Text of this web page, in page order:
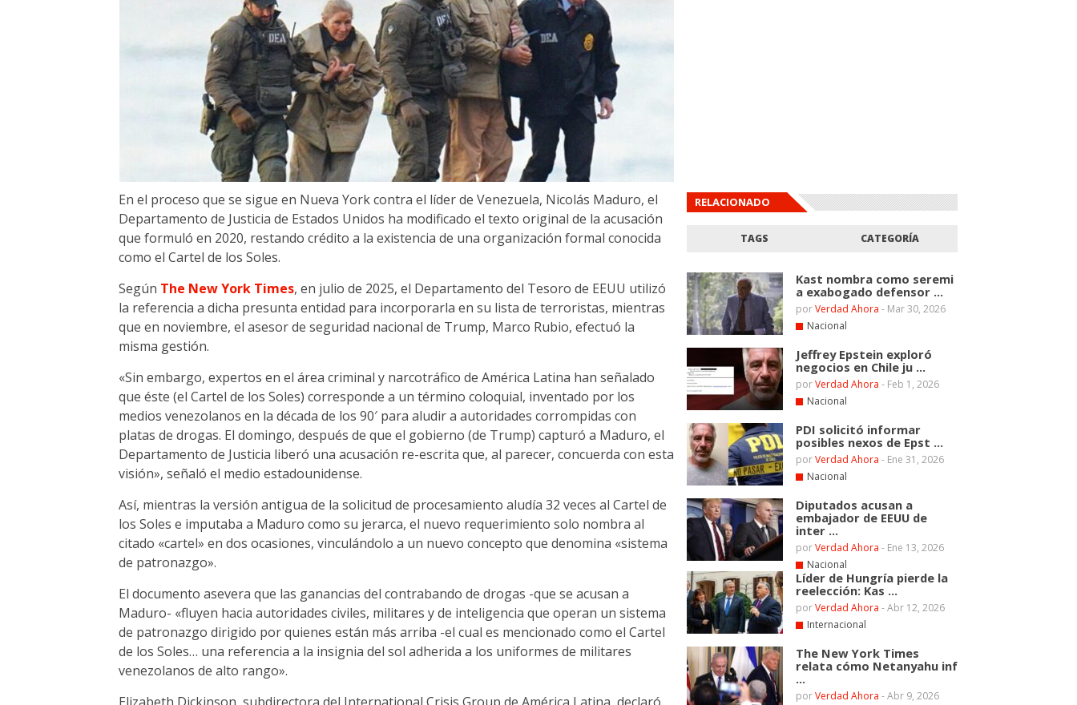
En el proceso que se sigue en Nueva York contra el líder de Venezuela, Nicolás Maduro, el
Departamento de Justicia de Estados Unidos ha modificado el texto original de la acusación
que formuló en 2020, restando crédito a la existencia de una organización formal conocida
como el Cartel de los Soles.
Según The New York Times, en julio de 2025, el Departamento del Tesoro de EEUU utilizó
la referencia a dicha presunta entidad para incorporarla en su lista de terroristas, mientras
que en noviembre, el asesor de seguridad nacional de Trump, Marco Rubio, efectuó la
misma gestión.
«Sin embargo, expertos en el área criminal y narcotráfico de América Latina han señalado
que éste (el Cartel de los Soles) corresponde a un término coloquial, inventado por los
medios venezolanos en la década de los 90′ para aludir a autoridades corrompidas con
platas de drogas. El domingo, después de que el gobierno (de Trump) capturó a Maduro, el
Departamento de Justicia liberó una acusación re-escrita que, al parecer, concuerda con esta
visión», señaló el medio estadounidense.
Así, mientras la versión antigua de la solicitud de procesamiento aludía 32 veces al Cartel de
los Soles e imputaba a Maduro como su jerarca, el nuevo requerimiento solo nombra al
citado «cartel» en dos ocasiones, vinculándolo a un nuevo concepto que denomina «sistema
de patronazgo».
El documento asevera que las ganancias del contrabando de drogas -que se acusan a
Maduro- «fluyen hacia autoridades civiles, militares y de inteligencia que operan un sistema
de patronazgo dirigido por quienes están más arriba -el cual es mencionado como el Cartel
de los Soles… una referencia a la insignia del sol adherida a los uniformes de militares
venezolanos de alto rango».
RELACIONADO
TAGS CATEGORÍA
Kast nombra como seremi
a exabogado defensor ...
porVerdad Ahora - Mar 30, 2026
Nacional
Jeffrey Epstein exploró
negocios en Chile ju ...
porVerdad Ahora - Feb 1, 2026
Nacional
PDI solicitó informar
posibles nexos de Epst ...
porVerdad Ahora - Ene 31, 2026
Nacional
Diputados acusan a
embajador de EEUU de
inter ...
porVerdad Ahora - Ene 13, 2026
Nacional
Líder de Hungría pierde la
reelección: Kas ...
porVerdad Ahora -Abr 12, 2026
Internacional
The New York Times
relata cómo Netanyahu inf
...
porVerdad Ahora -Abr 9, 2026